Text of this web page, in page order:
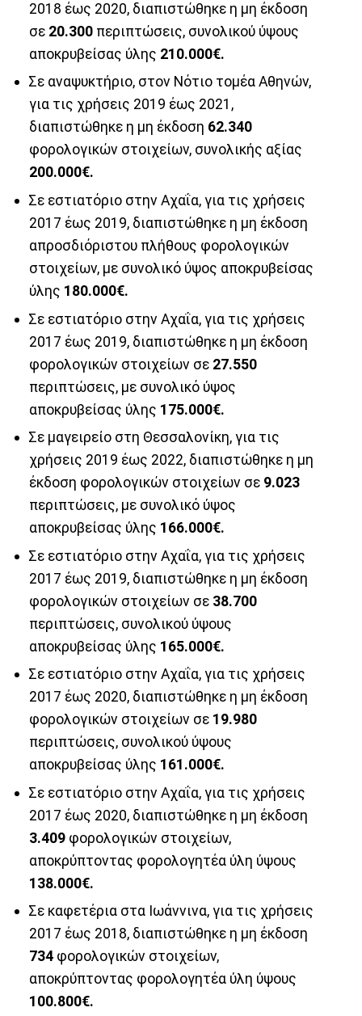
2018 έως 2020, διαπιστώθηκε η μη έκδοση
σε 20.300 περιπτώσεις, συνολικού ύψους
αποκρυβείσας ύλης 210.000€.
Σε αναψυκτήριο, στον Νότιο τομέα Αθηνών,
για τις χρήσεις 2019 έως 2021,
διαπιστώθηκε η μη έκδοση 62.340
φορολογικών στοιχείων, συνολικής αξίας
200.000€.
Σε εστιατόριο στην Αχαΐα, για τις χρήσεις
2017 έως 2019, διαπιστώθηκε η μη έκδοση
απροσδιόριστου πλήθους φορολογικών
στοιχείων, με συνολικό ύψος αποκρυβείσας
ύλης 180.000€.
Σε εστιατόριο στην Αχαΐα, για τις χρήσεις
2017 έως 2019, διαπιστώθηκε η μη έκδοση
φορολογικών στοιχείων σε 27.550
περιπτώσεις, με συνολικό ύψος
αποκρυβείσας ύλης 175.000€.
Σε μαγειρείο στη Θεσσαλονίκη, για τις
χρήσεις 2019 έως 2022, διαπιστώθηκε η μη
έκδοση φορολογικών στοιχείων σε 9.023
περιπτώσεις, με συνολικό ύψος
αποκρυβείσας ύλης 166.000€.
Σε εστιατόριο στην Αχαΐα, για τις χρήσεις
2017 έως 2019, διαπιστώθηκε η μη έκδοση
φορολογικών στοιχείων σε 38.700
περιπτώσεις, συνολικού ύψους
αποκρυβείσας ύλης 165.000€.
Σε εστιατόριο στην Αχαΐα, για τις χρήσεις
2017 έως 2020, διαπιστώθηκε η μη έκδοση
φορολογικών στοιχείων σε 19.980
περιπτώσεις, συνολικού ύψους
αποκρυβείσας ύλης 161.000€.
Σε εστιατόριο στην Αχαΐα, για τις χρήσεις
2017 έως 2020, διαπιστώθηκε η μη έκδοση
3.409 φορολογικών στοιχείων,
αποκρύπτοντας φορολογητέα ύλη ύψους
138.000€.
Σε καφετέρια στα Ιωάννινα, για τις χρήσεις
2017 έως 2018, διαπιστώθηκε η μη έκδοση
734 φορολογικών στοιχείων,
αποκρύπτοντας φορολογητέα ύλη ύψους
100.800€.